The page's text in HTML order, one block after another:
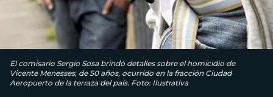
El comisario Sergio Sosa brindó detalles sobre el homicidio de
Vicente Menesses, de 50 años, ocurrido en la fracción Ciudad
Aeropuerto de la terraza del país. Foto: Ilustrativa